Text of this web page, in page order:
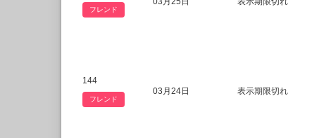
フレンド
144
フレンド
03月24日 表示期限切れ